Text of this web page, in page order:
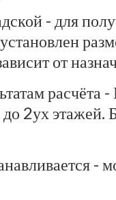
- для
от
2ух этажей.